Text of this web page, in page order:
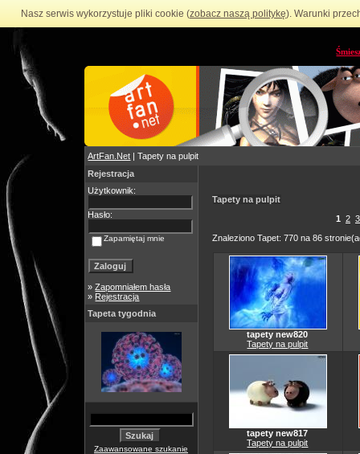
Nasz serwis wykorzystuje pliki cookie (zobacz naszą politykę). Warunki
ArtFan.Net | Tapety na pulpit
Rejestracja
Użytkownik:
Hasło:
Zapamiętaj mnie
»Zapomniałem hasła
» Rejestracja
Tapeta tygodnia
Zaawansowane szukanie
Tapety na pulpit
1 2 3
Znaleziono Tapet: 770 na 86
tapety new820
Tapety na pulpit
tapety new817
Tapety na pulpit